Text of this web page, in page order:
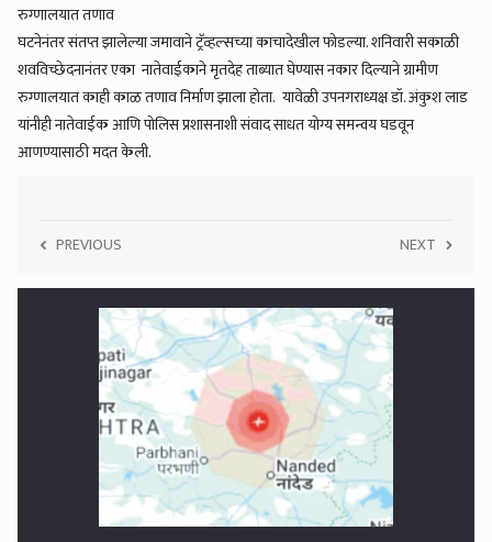
रुग्णालयात तणाव
घटनेनंतर संतप्त झालेल्या जमावाने ट्रॅव्हल्सच्या काचादेखील फोडल्या. शनिवारी सकाळी
शवविच्छेदनानंतर एका नातेवाईकाने मृतदेह ताब्यात घेण्यास नकार दिल्याने ग्रामीण
रुग्णालयात काही काळ तणाव निर्माण झाला होता. यावेळी उपनगराध्यक्ष डॉ. अंकुश लाड
यांनीही नातेवाईक आणि पोलिस प्रशासनाशी संवाद साधत योग्य समन्वय घडवून
आणण्यासाठी मदत केली.
PREVIOUS NEXT
मराठवाड्यात हादरे, एकाचवेळी ३ जिल्ह्यात भूकंपाचे धक्के; रात्रीच्या अंधारात लोक